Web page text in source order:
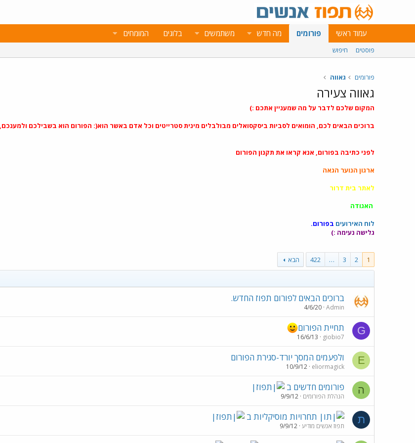
עמוד ראשי פורומים מה חדש משתמשים בלוגים המומחים
פוסטים חיפוש
פורומים גאווה
גאווה צעירה
המקום שלכם לדבר על מה שמעניין אתכם :)
ברוכים הבאים לכם, הומואים לסביות ביסקסואלים מבולבלים מינית סטרייטים וכל אדם באשר הוא(: הפורום הוא בשבילכם
לפני כתיבה בפורום, אנא קראו את תקנון הפורום
ארגון הנוער הגאה
לאתר בית דרור
האגודה
לוח האירועים בפורום.
גלישה נעימה :)
1
2
3
…
422 הבא
ברוכים הבאים לפורום תפוז החדש.
Admin
4/6/20
G תחיית הפורום
giobio7
16/6/13
E ולפעמים המסך יורד-סגירת הפורום
eliormagick
10/9/12
ה פורומים חדשים ב
הנהלת הפורומים 9/9/12
ת תחרויות מוסיקליות ב
תפוז אנשים מודיע 9/9/12